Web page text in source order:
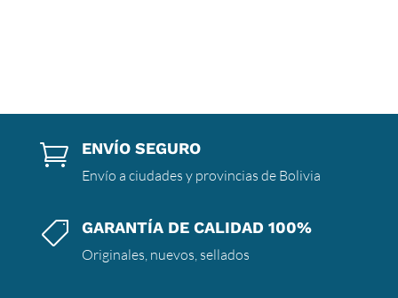
 ENVÍO SEGURO
Envío a ciudades y provincias de Bolivia
 GARANTÍA DE CALIDAD 100%
Originales, nuevos, sellados